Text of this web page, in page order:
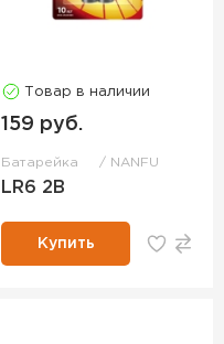
Товар в наличии
159 руб.
Батарейка NANFU
LR6 2B
Купить